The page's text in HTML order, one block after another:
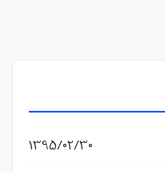
1395/02/30